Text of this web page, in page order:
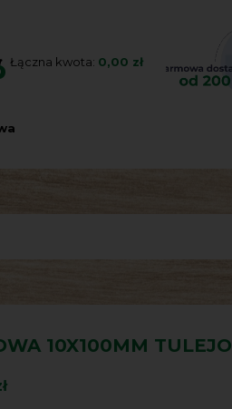
Łączna kwota: 0,00 zł
10X100MM